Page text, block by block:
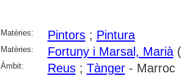
Matèries: Pintors; Pintura
Matèries: Fortuny i Marsal, Marià
Àmbit: Reus; Tànger- Marroc